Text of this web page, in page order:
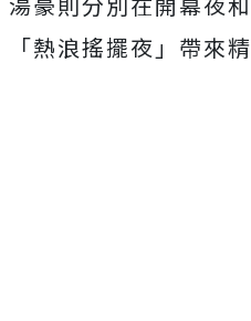
「熱浪搖擺夜」帶來